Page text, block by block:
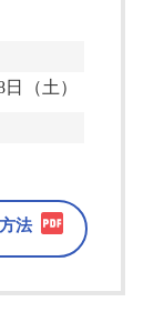
（土）
法